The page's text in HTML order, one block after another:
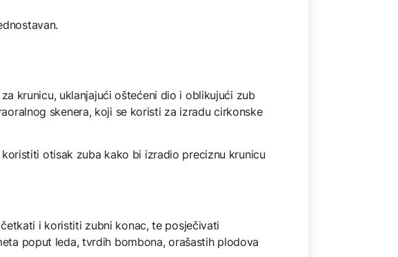
krunicu, uklanjajući oštećeni dio i oblikujući zub
skenera, koji se koristi za izradu cirkonske
otisak zuba kako bi izradio preciznu krunicu
i koristiti zubni konac, te posječivati
poput leda, tvrdih bombona, orašastih plodova